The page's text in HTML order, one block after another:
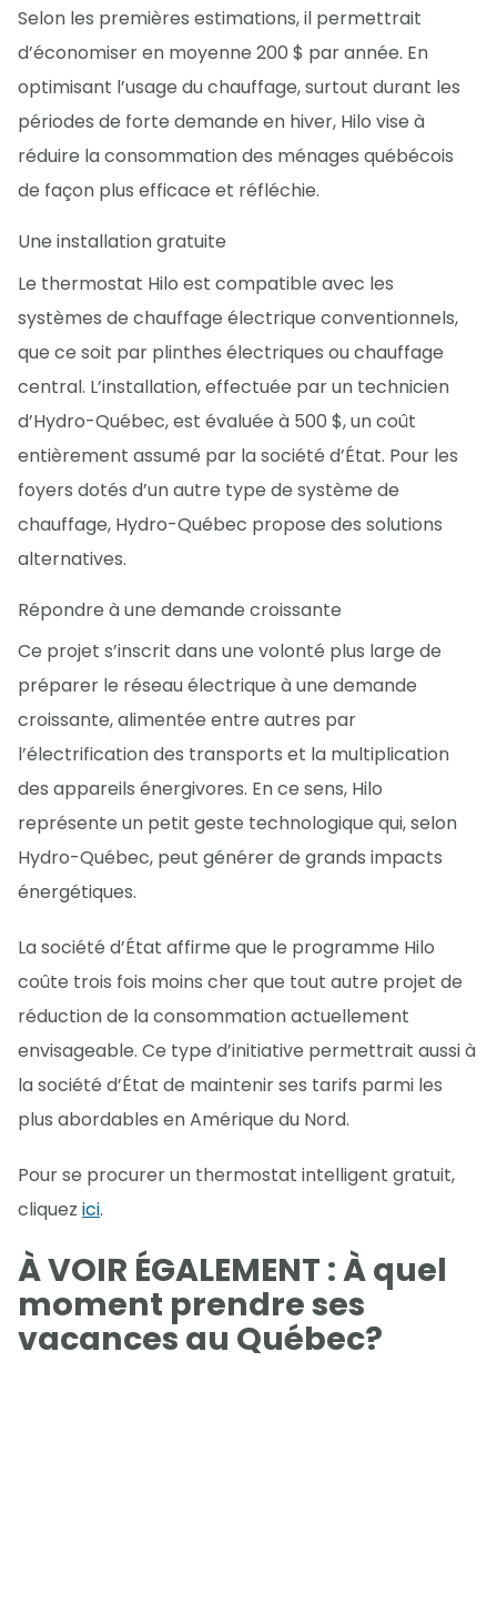
Selon les premières estimations, il permettrait
d’économiser en moyenne 200 $ par année. En
optimisant l’usage du chauffage, surtout durant les
périodes de forte demande en hiver, Hilo vise à
réduire la consommation des ménages québécois
de façon plus efficace et réfléchie.
Une installation gratuite
Le thermostat Hilo est compatible avec les
systèmes de chauffage électrique conventionnels,
que ce soit par plinthes électriques ou chauffage
central. L’installation, effectuée par un technicien
d’Hydro-Québec, est évaluée à 500 $, un coût
entièrement assumé par la société d’État. Pour les
foyers dotés d’un autre type de système de
chauffage, Hydro-Québec propose des solutions
alternatives.
Répondre à une demande croissante
Ce projet s’inscrit dans une volonté plus large de
préparer le réseau électrique à une demande
croissante, alimentée entre autres par
l’électrification des transports et la multiplication
des appareils énergivores. En ce sens, Hilo
représente un petit geste technologique qui, selon
Hydro-Québec, peut générer de grands impacts
énergétiques.
La société d’État affirme que le programme Hilo
coûte trois fois moins cher que tout autre projet de
réduction de la consommation actuellement
envisageable. Ce type d’initiative permettrait aussi à
la société d’État de maintenir ses tarifs parmi les
plus abordables en Amérique du Nord.
Pour se procurer un thermostat intelligent gratuit,
cliquez ici.
À VOIR ÉGALEMENT : À quel
moment prendre ses
vacances au Québec?